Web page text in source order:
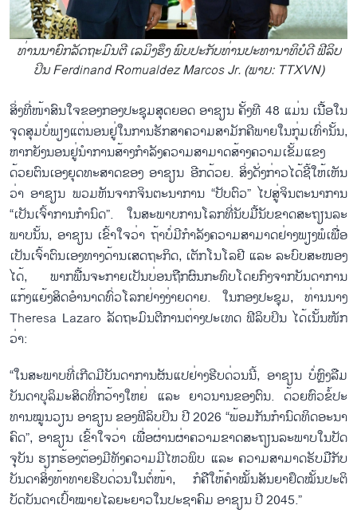
ທ່ານ​ນາ​ຍົກ​ລັດ​ຖະ​ມົນ​ຕີ ເລ​ມິງ​ຮຶງ ພົບ​ປະ​ກັບ​ທ່ານ​ປະ​ທາ​ນາ​ທິ​ບໍ​ດີ ຟີ​ລິບ​
ປິນ Ferdinand Romualdez Marcos Jr. (ພາບ: TTXVN)
ສິ່ງທີ່​ໜ້າ​ສົນ​ໃຈ​ຂອງກອງ​ປະ​ຊ​ຸມ​ສຸດຍອດ ອາ​ຊຽນ ຄັ້ງ​ທີ 48 ແມ່ນ​ ເນື້ອ​ໃນ​
ຈຸດ​ສຸມ​ບໍ່​ພຽ​ງ​ແຕ່​ນອນ​ຢູ່​​ໃນການ​ຮັກ​ສາ​ຄວາມ​ສາ​ມັກ​ຄີ​ພາຍ​ໃນ​ກຸ່ມເທົ່າ​ນັ້ນ,
ຫາກ​ຍັງ​ນອນ​ຢູ່​ນຳ​ການ​ສ້າງ​ກຳ​ລັງ​ຄວາມ​ສາ​ມາດ​ສ້າງ​ຄວາມ​ເຂ​ັ້ມ​ແຂງ​
ດ້ວຍ​ຕົນ​ເອງ​ຍຸດ​ທະ​ສາ​ດ​ຂອງ ອາ​ຊຽນ ອີກ​ດ້ວຍ. ສິ່ງ​ດັ່ງ​ກ່າວ​ໄດ້​ຊີ້​ໃຫ້​ເຫັນ​
ວ່າ ອາ​ຊຽນ ພວມ​ຫັນ​ຈາກຈິນ​ຕະ​ນາ​ການ “ປັບ​ຕົວ” ໄປ​ສູ່​ຈິນ​ຕະ​ນາ​ການ
“ເປັນ​ເຈົ້າ​ການ​ກຳ​ນົດ”. ໃນສະ​ພາບ​ການ​ໂລກ​ທີ່​ນັບ​ມື້​ນັບ​ຂາດ​ສະ​ຖຽນ​ລະ​
ພາບ​ນັ້ນ, ອ​າ​ຊຽນ​ ເຂົ້າ​ໃຈ​ວ່າ ຖ້​າບໍ່​ມີ​ກຳ​ລັງ​ຄວາມ​ສາ​ມາດ​ຢ່າງ​ພຽງ​ພໍ​ເພື່ອ​
ເປັນ​ເຈົ້າ​ຕົນ​ເອງ​ທາງ​ດ້ານ​ເສດ​ຖະ​ກິດ, ເຕັກ​ໂນ​ໂລ​ຢີ ແລະ ລະ​ບົບ​ສະ​ໜອ​ງ​
ໄດ້, ພາກ​ພື້ນ​ຈະ​ກາຍ​ເປັນ​ບ່ອນ​ຖືກ​ຜົນ​ກະ​ທົບ​ໂດຍ​ກົງ​ຈາກ​ບັນ​ດາ​ການ​
ແກ້ງ​ແຍ້ງ​ສິດ​ອຳ​ນາດ​ທົ່ວ​ໂລກ​ຢ່າງ​ງ່າຍ​ດາຍ. ໃນ​ກອງ​ປະ​ຊຸມ, ທ່ານນາງ
Theresa Lazaro ລັດ​ຖະ​ມົນ​ຕີ​ການ​ຕ່າງ​ປະ​ເທດ ຟີ​ລິບ​ປິນ ໄດ້​ເນັ້ນ​ໜັກ​
ວ່າ:
“ໃນ​ສະ​ພາບ​​ທີ່​ເກີດ​ມີບັນ​ດາ​ການ​ຜັນ​ແປ​ຢ່າງ​ຮີບ​ດ່ວນ​ນີ້, ອາ​ຊຽນ ບໍ່​ຫຼົງ​ລືມ​
ບັນ​ດາ​ບຸ​ລິ​ມະ​ສິດ​ທີ່ກວ້າງ​ໃຫຍ່ ແລະ ຍາວ​ນານ​ຂອງ​ຕ​ົນ. ດ້ວຍ​ຫົວ​ຂ​ໍ້​ປະ​
ທານໝູນ​ວຽນ ອາ​ຊຽນ​ ຂອງ​ຟີ​ລິບ​ປິນ ປີ 2026 “ພ້ອມ​ກັນ​ກຳ​ນົດ​ທິດ​ອະ​ນາ​
ຄົດ”, ອາ​ຊຽນ ເຂົ້າ​ໃຈ​ວ່າ ເພື່ອ​ຜ່ານ​ຜ່າ​ຄວາມ​ຂາດ​ສະ​ຖຽນ​ລະ​ພາບ​ໃນ​ປັດ​
ຈຸ​ບັນ ຮຽກ​ຮ້ອງ​ຕ້ອງ​ມີ​ທັງ​ຄວາມ​​ມີໄຫວ​ພິບ ແລະ ຄວາມ​ສາ​ມາດ​ຮັບ​ມື​ກັບ​
ບັນ​ດາ​ສິ່ງ​ທ້າ​ທາຍ​ຮີບ​ດ່ວນ​ໃນ​ຕໍ່​ໜ້າ, ກໍ​ຄື​​ໃຫ້ຄຳ​ໝັ້ນ​ສັນ​ຍາ​ຢຶດ​ໝັ້ນ​ປະ​ຕິ​
ບັດ​ບັນ​ດາ​ເປົ້າ​ໝາຍ​ໄລ​ຍະ​ຍາວ​ໃນ​ປະ​ຊາ​ຄົມ ອາ​ຊຽນ ປີ 2045.”